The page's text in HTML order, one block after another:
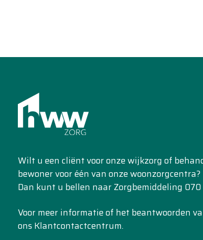
Wilt u een cliënt voor onze wijkzorg of
bewoner voor één van onze woonzorgcentra?
Dan kunt u bellen naar Zorgbemiddeling 070
Voor meer informatie of het beantwoorden
ons Klantcontactcentrum.